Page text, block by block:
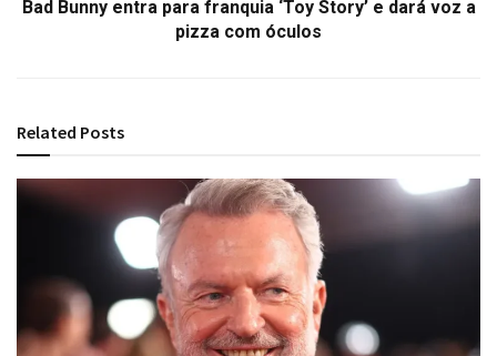
Bad Bunny entra para franquia ‘Toy Story’ e dará voz a
pizza com óculos
Related Posts